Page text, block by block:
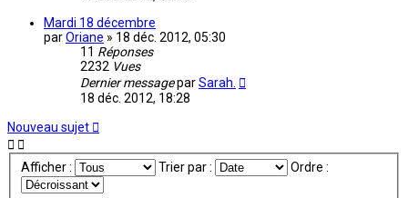
Mardi 18 décembre
parOriane » 18 déc. 2012, 05:30
11 Réponses
2232 Vues
Dernier messageparSarah.
18 déc. 2012, 18:28
Nouveau sujet
Afficher : Trier par : Ordre :